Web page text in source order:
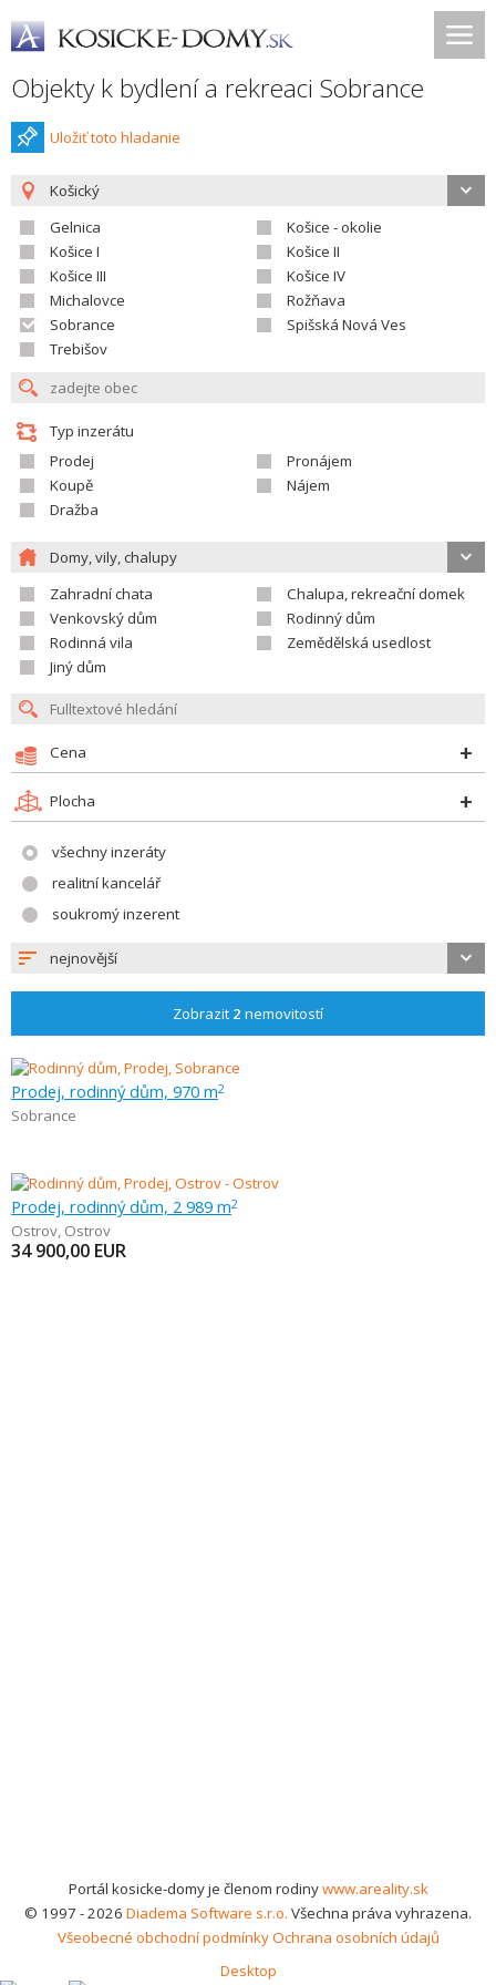
Objekty k bydlení a rekreaci Sobrance
Uložiť toto hladanie
Košický
Gelnica
Košice - okolie
Košice I
Košice II
Košice III
Košice IV
Michalovce
Rožňava
Sobrance
Spišská Nová Ves
Trebišov
Typ inzerátu
Prodej
Pronájem
Koupě
Nájem
Dražba
Domy, vily, chalupy
Zahradní chata
Chalupa, rekreační domek
Venkovský dům
Rodinný dům
Rodinná vila
Zemědělská usedlost
Jiný dům
Cena
Plocha
všechny inzeráty
realitní kancelář
soukromý inzerent
nejnovější
Zobrazit 2 nemovitostí
Prodej, rodinný dům, 970 m2
Sobrance
Prodej, rodinný dům, 2 989 m2
Ostrov, Ostrov
34 900,00 EUR
Portál kosicke-domy je členom rodinywww.areality.sk
© 1997 - 2026 Diadema Software s.r.o. Všechna práva vyhrazena.
Všeobecné obchodní podmínkyOchrana osobních údajů
Desktop